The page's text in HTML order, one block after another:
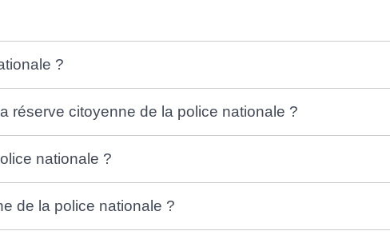
?
réserve citoyenne de la police nationale ?
nationale ?
de la police nationale ?